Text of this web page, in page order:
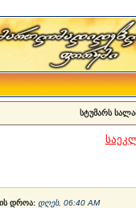
სტუმარს
დროა: დღეს, 06:40 AM